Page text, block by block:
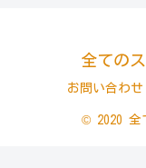
全ての
お問い合わせ
© 2020 全